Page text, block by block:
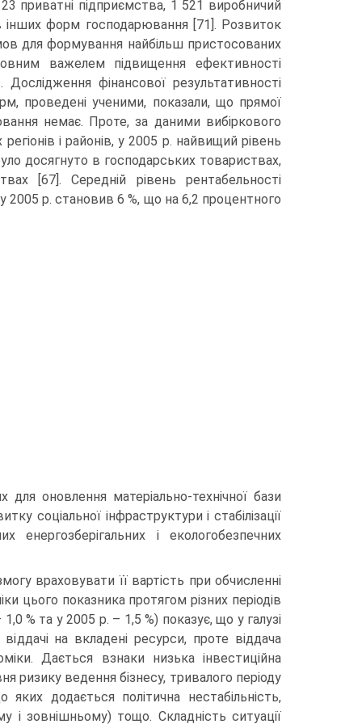
приватні підприємства, 1 521 виробничий
форм господарювання [71]. Розвиток
для формування найбільш пристосованих
важелем підвищення ефективності
фінансової результативності
проведені ученими, показали, що прямої
немає. Проте, за даними вибіркового
і районів, у 2005 р. найвищий рівень
досягнуто в господарських товариствах,
[67]. Середній рівень рентабельності
2005 р. становив 6 %, що на 6,2 процентного
оновлення матеріально-технічної бази
соціальної інфраструктури і стабілізації
енергозберігальних і екологобезпечних
враховувати її вартість при обчисленні
цього показника протягом різних періодів
% та у 2005 р. – 1,5 %) показує, що у галузі
на вкладені ресурси, проте віддача
Дається взнаки низька інвестиційна
ризику ведення бізнесу, тривалого періоду
яких додається політична нестабільність,
і зовнішньому) тощо. Складність ситуації